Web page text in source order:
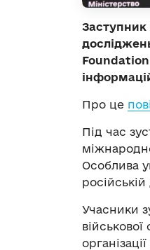
Заступник
Foundation
Про це
Під час
Особлива
Учасники